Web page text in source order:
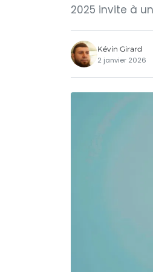
2025 invite à
Kévin Girard
2 janvier 2026